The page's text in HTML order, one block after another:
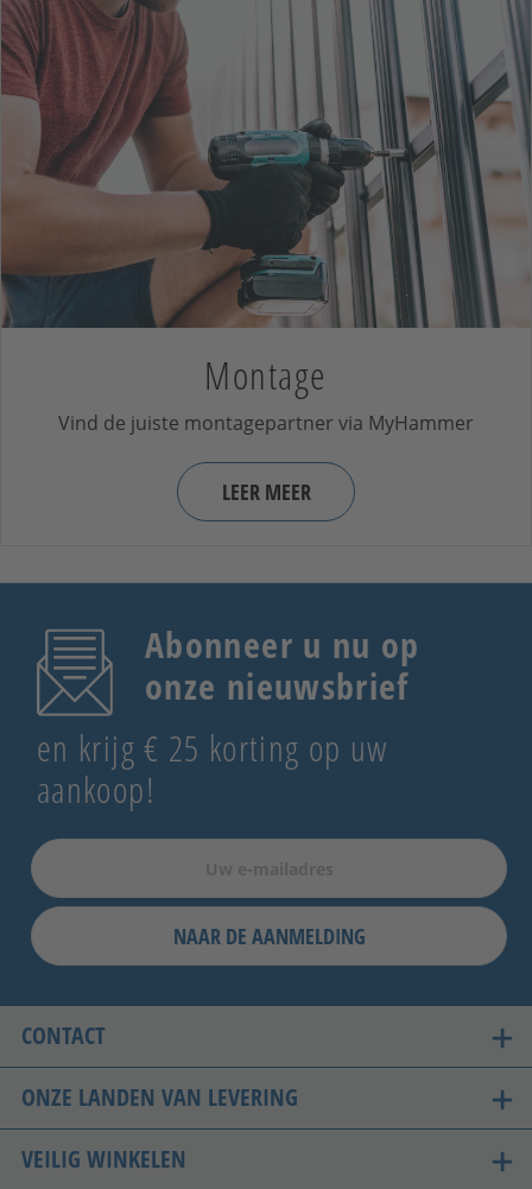
Montage
Vind de juiste montagepartner via MyHammer
LEER MEER
Abonneer u nu op
onze nieuwsbrief
en krijg € 25 korting op uw
aankoop!
NAAR DE AANMELDING
CONTACT
ONZE LANDEN VAN LEVERING
VEILIG WINKELEN